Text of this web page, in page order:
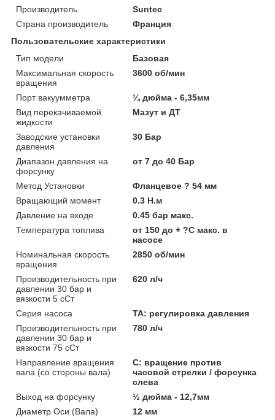
Производитель
Suntec
Страна производитель
Франция
Пользовательские характеристики
Тип модели
Базовая
Максимальная скорость
вращения
3600 об/мин
Порт вакуумметра
¼ дюйма - 6,35мм
Вид перекачиваемой
жидкости
Мазут и ДТ
Заводские установки
давления
30 Бар
Диапазон давления на
форсунку
от 7 до 40 Бар
Метод Установки
Фланцевое ? 54 мм
Вращающий момент
0.3 Н.м
Давление на входе
0.45 бар макс.
Температура топлива
от 150 до + ?C макс. в
насосе
Номинальная скорость
вращения
2850 об/мин
Производительность при
давлении 30 бар и
вязкости 5 сСт
620 л/ч
Серия насоса
TA: pегулировка давления
Производительность при
давлении 30 бар и
вязкости 75 сСт
780 л/ч
Направление вращения
вала (со стороны вала)
C: вращение против
часовой стрелки / форсунка
слева
Выход на форсунку
½ дюйма - 12,7мм
Диаметр Оси (Вала)
12 мм